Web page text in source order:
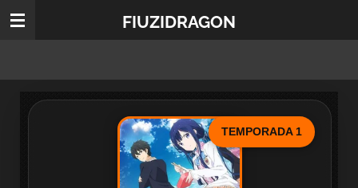
Ir
FIUZIDRAGON
TEMPORADA 1